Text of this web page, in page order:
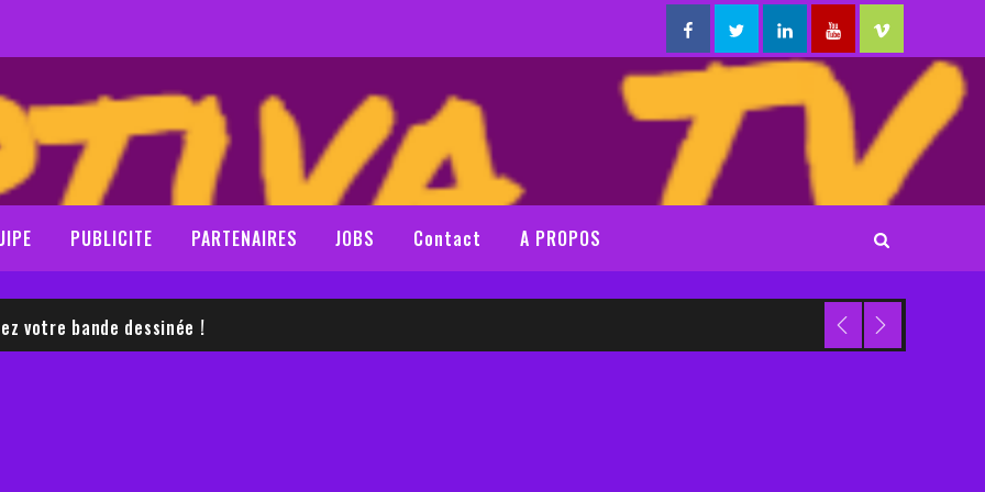
FacebookTwitterLinkedinYoutubeVimeo
PUBLICITE PARTENAIRES JOBS Contact A PROPOS
SAM NEILL
votre bande dessinée !